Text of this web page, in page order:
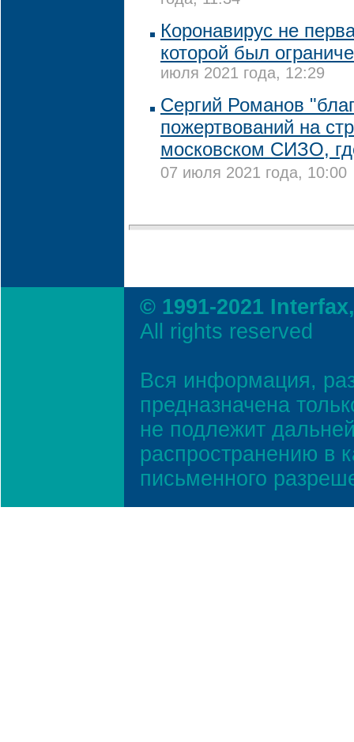
Коронавирус не
которой был
июля 2021 года, 12:29
Сергий Романов
пожертвований на
московском СИЗО,
07 июля 2021 года, 10:00
© 1991-2021
All rights reserved
Вся информация,
предназначена
не подлежит
распространению в
письменного